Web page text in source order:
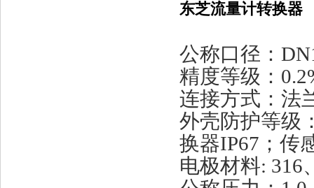
东芝流量计转换器
公称口径：
精度等级
连接方式：法
外壳防护等级
换器IP67；传
电极材料: 316